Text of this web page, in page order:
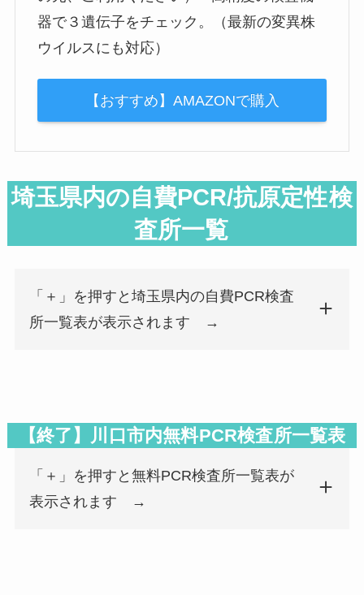
器で３遺伝子をチェック。（最新の変異株
ウイルスにも対応）
【おすすめ】AMAZONで購入
埼玉県内の自費PCR/抗原定性検
査所一覧
「＋」を押すと埼玉県内の自費PCR検査
所一覧表が表示されます →
内田クリニック 362-0812 埼玉県
【終了】川口市内無料PCR検査所一覧表
「＋」を押すと無料PCR検査所一覧表が
表示されます →